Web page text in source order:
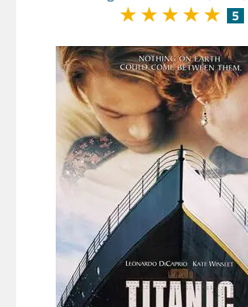
★★★★★ 5